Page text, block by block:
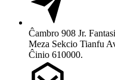
Ĉambro 908 Jr.
Meza Sekcio Tianfu
Ĉinio 610000.